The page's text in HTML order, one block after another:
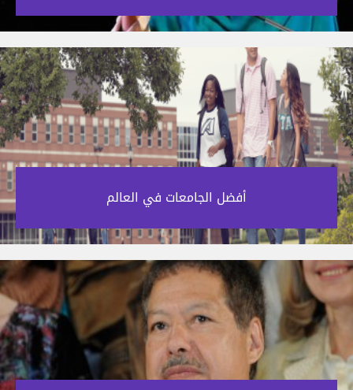
أفضل الجامعات في العالم‎